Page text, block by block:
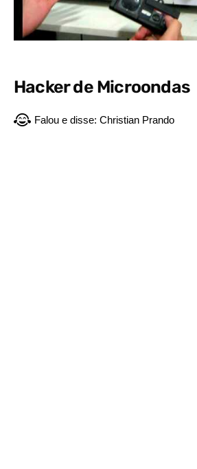
Hacker de Microondas
Falou e disse: Christian Prando